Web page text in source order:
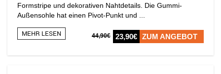
Formstripe und dekorativen Nahtdetails. Die Gummi-
Außensohle hat einen Pivot-Punkt und ...
MEHR LESEN 44,90€ 23,90€ ZUM ANGEBOT